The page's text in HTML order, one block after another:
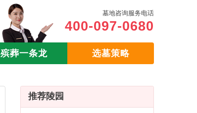
墓地咨询服务电话
400-097-0680
殡葬一条龙 选墓策略
推荐陵园